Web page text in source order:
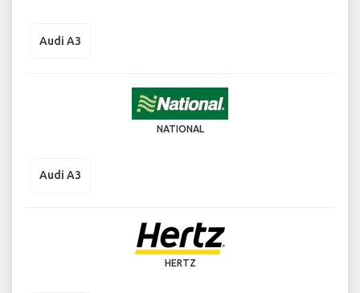
Audi A3
NATIONAL
Audi A3
HERTZ